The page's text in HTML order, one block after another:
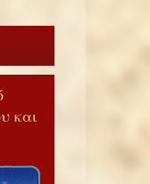
και